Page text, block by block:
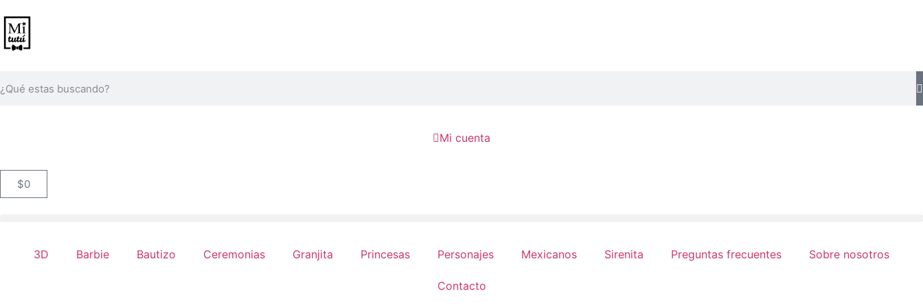
Mi cuenta
$0
3D Barbie Bautizo Ceremonias Granjita Princesas Personajes Mexicanos Sirenita Preguntas frecuentes Sobre nosotros
Contacto